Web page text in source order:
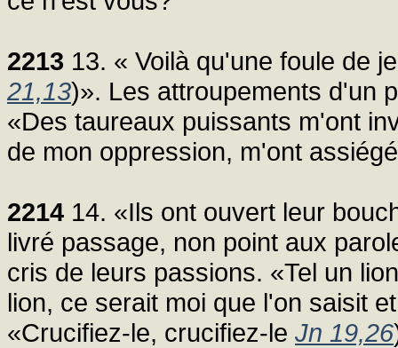
2213 13. « Voilà qu'une foule de
21,13)». Les attroupements d'un
«Des taureaux puissants m'ont
de mon oppression, m'ont
2214 14. «Ils ont ouvert leur
livré passage, non point aux
cris de leurs passions. «Tel un
lion, ce serait moi que l'on saisit
«Crucifiez-le, crucifiez-le Jn 19,26